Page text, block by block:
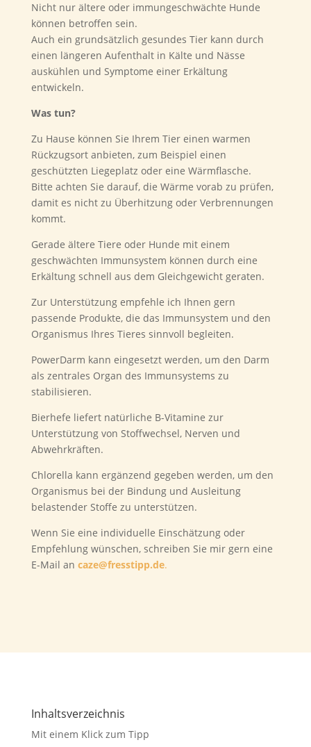
Nicht nur ältere oder immungeschwächte Hunde
können betroffen sein.
Auch ein grundsätzlich gesundes Tier kann durch
einen längeren Aufenthalt in Kälte und Nässe
auskühlen und Symptome einer Erkältung
entwickeln.
Was tun?
Zu Hause können Sie Ihrem Tier einen warmen
Rückzugsort anbieten, zum Beispiel einen
geschützten Liegeplatz oder eine Wärmflasche.
Bitte achten Sie darauf, die Wärme vorab zu prüfen,
damit es nicht zu Überhitzung oder Verbrennungen
kommt.
Gerade ältere Tiere oder Hunde mit einem
geschwächten Immunsystem können durch eine
Erkältung schnell aus dem Gleichgewicht geraten.
Zur Unterstützung empfehle ich Ihnen gern
passende Produkte, die das Immunsystem und den
Organismus Ihres Tieres sinnvoll begleiten.
PowerDarm kann eingesetzt werden, um den Darm
als zentrales Organ des Immunsystems zu
stabilisieren.
Bierhefe liefert natürliche B-Vitamine zur
Unterstützung von Stoffwechsel, Nerven und
Abwehrkräften.
Chlorella kann ergänzend gegeben werden, um den
Organismus bei der Bindung und Ausleitung
belastender Stoffe zu unterstützen.
Wenn Sie eine individuelle Einschätzung oder
Empfehlung wünschen, schreiben Sie mir gern eine
E-Mail an caze@fresstipp.de.
Inhaltsverzeichnis
Mit einem Klick zum Tipp